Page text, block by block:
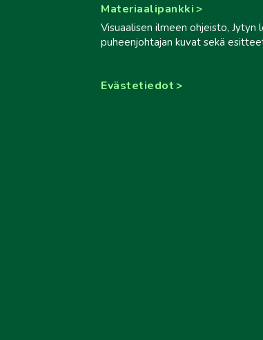
Materiaalipankki
Visuaalisen ilmeen ohjeisto, Jytyn
puheenjohtajan kuvat sekä
Evästetiedot